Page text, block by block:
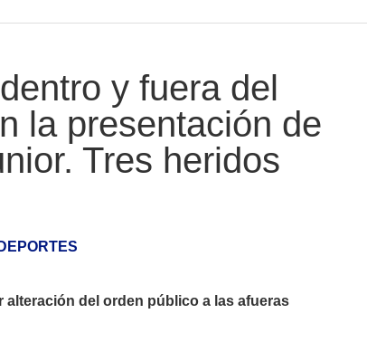
y fuera del
la presentación de
Tres heridos
DEPORTES
del orden público a las afueras